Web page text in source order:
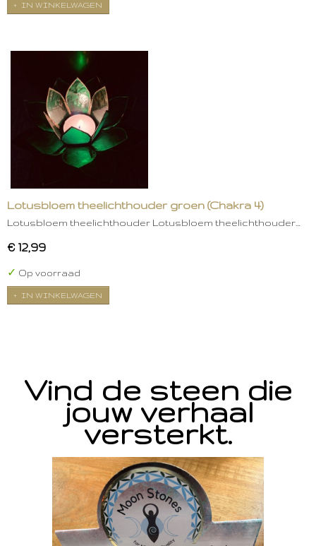
IN WINKELWAGEN
Lotusbloem theelichthouder groen (Chakra 4)
Lotusbloem theelichthouder Lotusbloem theelichthouder…
€ 12,99
✓ Op voorraad
IN WINKELWAGEN
Vind de steen die
jouw verhaal
versterkt.